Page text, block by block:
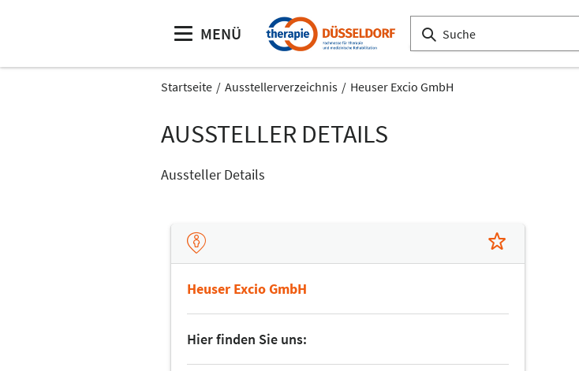
MENÜ
Startseite Ausstellerverzeichnis Heuser Excio GmbH
AUSSTELLER DETAILS
Aussteller Details
Heuser Excio GmbH
Hier finden Sie uns: